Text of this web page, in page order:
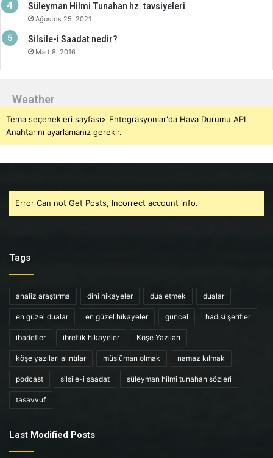
Süleyman Hilmi Tunahan hz. tavsiyeleri
Ağustos 25, 2021
Silsile-i Saadat nedir?
Mart 8, 2016
Weather
Tema seçenekleri sayfası> Entegrasyonlar'da Hava Durumu API
Anahtarını ayarlamanız gerekir.
Error Can not Get Posts, Incorrect account info.
Tags
analiz araştırma dini hikayeler dua etmek dualar
en güzel dualar en güzel hikayeler güncel hadisi şerifler
ibadetler ibretlik hikayeler Köşe Yazıları
köşe yazıları alıntılar müslüman olmak namaz kılmak
podcast silsile-i saadat süleyman hilmi tunahan sözleri
tasavvuf
Last Modified Posts